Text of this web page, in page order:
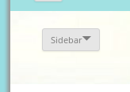
Sidebar